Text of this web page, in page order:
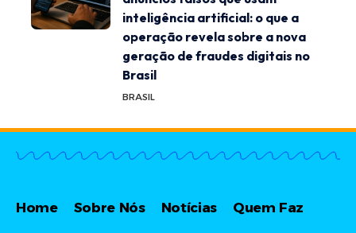
inteligência artificial: o que a
operação revela sobre a nova
geração de fraudes digitais no
Brasil
BRASIL
Home Sobre Nós Notícias Quem Faz